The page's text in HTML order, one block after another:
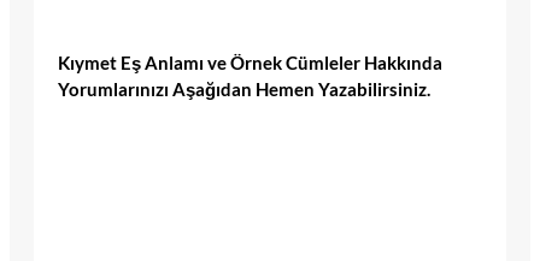
Kıymet Eş Anlamı ve Örnek Cümleler Hakkında
Yorumlarınızı Aşağıdan Hemen Yazabilirsiniz.